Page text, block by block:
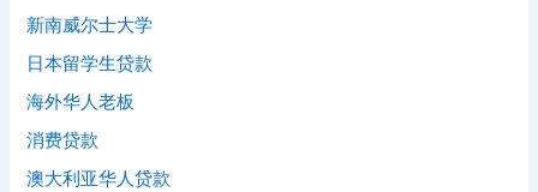
新南威尔士大学
日本留学生贷款
海外华人老板
消费贷款
澳大利亚华人贷款